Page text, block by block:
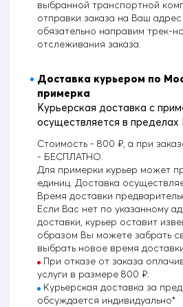
выбранной транспортной
отправки заказа на Ваш
обязательно направим трек-
отслеживания заказа.
Доставка курьером по
примерка
Курьерская доставка с
осуществляется в
Стоимость - 800 ₽, а при
- БЕСПЛАТНО.
Для примерки курьер может
единиц. Доставка
Время доставки
Если Вас нет по указанному
доставки, курьер оставит
образом Вы можете забрать
выбрать новое время
При отказе от заказа
услуги в размере 800 ₽.
Курьерская доставка за
обсуждается индивидуально*